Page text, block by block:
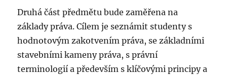
Druhá část předmětu bude zaměřena na
základy práva. Cílem je seznámit studenty s
hodnotovým zakotvením práva, se základními
stavebními kameny práva, s právní
terminologií a především s klíčovými principy a